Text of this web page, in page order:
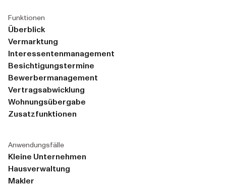
Funktionen
Überblick
Vermarktung
Interessentenmanagement
Besichtigungstermine
Bewerbermanagement
Vertragsabwicklung
Wohnungsübergabe
Zusatzfunktionen
Anwendungsfälle
Kleine Unternehmen
Hausverwaltung
Makler